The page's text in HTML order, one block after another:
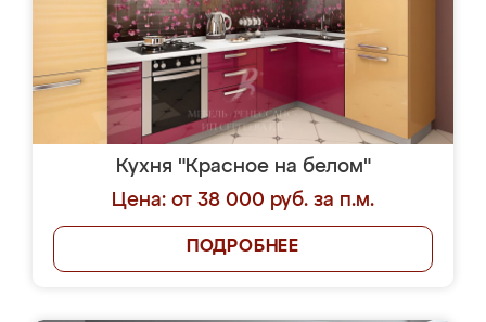
Кухня "Красное на белом"
Цена: от 38 000 руб. за п.м.
ПОДРОБНЕЕ